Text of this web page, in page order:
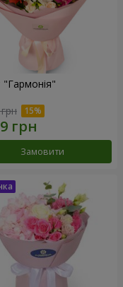
"Гармонія"
Замовити